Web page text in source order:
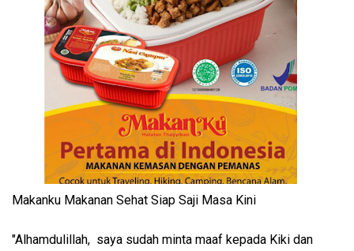
Makanku Makanan Sehat Siap Saji Masa Kini
"Alhamdulillah, saya sudah minta maaf kepada Kiki dan